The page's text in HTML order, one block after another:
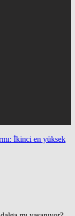
İkinci en yüksek